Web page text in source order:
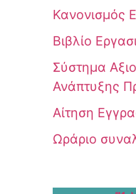
Κανονισμός
Βιβλίο
Σύστημα
Ανάπτυξης
Αίτηση
Ωράριο